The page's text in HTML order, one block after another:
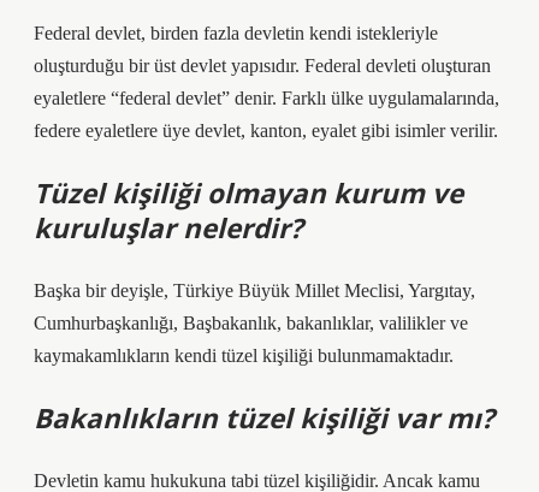
Federal devlet, birden fazla devletin kendi istekleriyle
oluşturduğu bir üst devlet yapısıdır. Federal devleti oluşturan
eyaletlere “federal devlet” denir. Farklı ülke uygulamalarında,
federe eyaletlere üye devlet, kanton, eyalet gibi isimler verilir.
Tüzel kişiliği olmayan kurum ve
kuruluşlar nelerdir?
Başka bir deyişle, Türkiye Büyük Millet Meclisi, Yargıtay,
Cumhurbaşkanlığı, Başbakanlık, bakanlıklar, valilikler ve
kaymakamlıkların kendi tüzel kişiliği bulunmamaktadır.
Bakanlıkların tüzel kişiliği var mı?
Devletin kamu hukukuna tabi tüzel kişiliğidir. Ancak kamu